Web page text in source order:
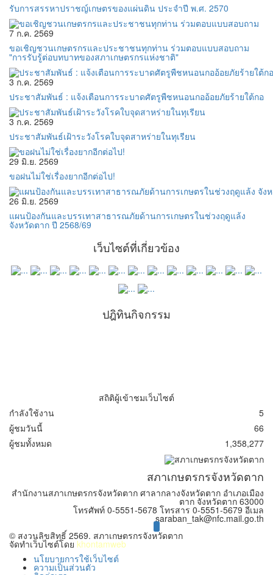
รับการสรรหาปราชญ์เกษตรของแผ่นดิน ประจำปี พ.ศ. 2570
7 ก.ค. 2569
ขอเชิญชวนเกษตรกรและประชาชนทุกท่าน ร่วมตอบแบบสอบถาม
"การรับรู้ต่อบทบาทของสภาเกษตรกรแห่งชาติ"
3 ก.ค. 2569
ประชาสัมพันธ์ : แจ้งเตือนการระบาดศัตรูพืชหนอนกออ้อยภัยร้ายใต้กอ
3 ก.ค. 2569
ประชาสัมพันธ์เฝ้าระวังโรคใบจุดสาหร่ายในทุเรียน
29 มิ.ย. 2569
ขอฝนไม่ใช่เรื่องยากอีกต่อไป!
26 มิ.ย. 2569
แผนป้องกันและบรรเทาสาธารณภัยด้านการเกษตรในช่วงฤดูแล้ง
จังหวัดตาก ปี 2568/69
เว็บไซต์ที่เกี่ยวข้อง
ปฎิทินกิจกรรม
สถิติผู้เข้าชมเว็บไซต์
กำลังใช้งาน
5
ผู้ชมวันนี้
66
ผู้ชมทั้งหมด
1,358,277
สภาเกษตรกรจังหวัดตาก
สำนักงานสภาเกษตรกรจังหวัดตาก ศาลากลางจังหวัดตาก อำเภอเมือง
ตาก จังหวัดตาก 63000
โทรศัพท์ 0-5551-5678 โทรสาร 0-5551-5679 อีเมล
saraban_tak@nfc.mail.go.th
facebook.com/nfctakofficial
© สงวนลิขสิทธิ์ 2569. สภาเกษตรกรจังหวัดตาก
จัดทำเว็บไซต์โดย khontamweb
นโยบายการใช้เว็บไซต์
ความเป็นส่วนตัว